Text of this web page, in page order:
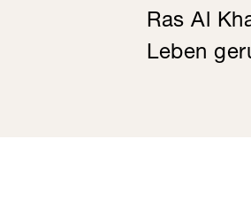
Ras Al
Leben